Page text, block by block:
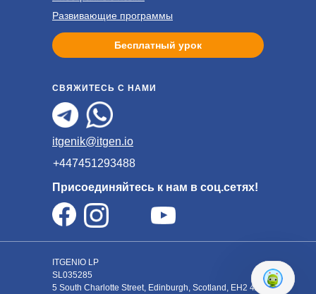
ITGENIO LP
SL035285
5 South Charlotte Street, Edinburgh, Scotland, EH2 4AN
+447451293488
СВЯЖИТЕСЬ С НАМИ
Бесплатный урок
itgenik@itgen.io
Присоединяйтесь к нам в соц.сетях!
Развивающие программы